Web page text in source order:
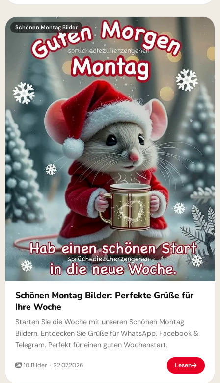
Schönen Montag Bilder
Schönen Montag Bilder: Perfekte Grüße für
Ihre Woche
Starten Sie die Woche mit unseren Schönen Montag
Bildern. Entdecken Sie Grüße für WhatsApp, Facebook &
Telegram. Perfekt für einen guten Wochenstart.
10 Bilder · 22.07.2026 Lesen